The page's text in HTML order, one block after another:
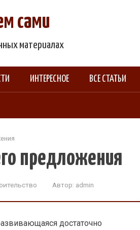
сами
материалах
ИНТЕРЕСНОЕ ВСЕ СТАТЬИ
предложения
Автор: admin
достаточно